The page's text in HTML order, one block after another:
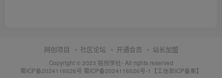
网创项目 社区论坛 开通会员 站长加盟
Copyright © 2023 铭创学社- All rights reserved
蜀ICP备2024116526号 蜀ICP备2024116526号-1【工信部ICP备案】